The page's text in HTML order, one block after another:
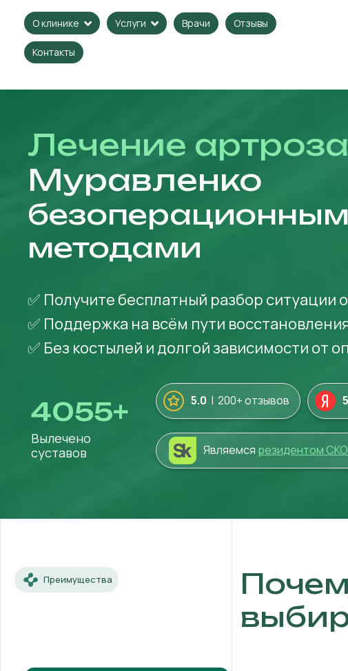
О клинике Услуги Врачи Отзывы
Контакты
Лечение артроза
Муравленко
методами
✅ Получите бесплатный разбор ситуации
✅ Поддержка на всём пути
✅ Без костылей и долгой зависимости от
4055+
Вылечено
суставов
5.0 | 200+ отзывов
Являемся резидентом
Преимущества